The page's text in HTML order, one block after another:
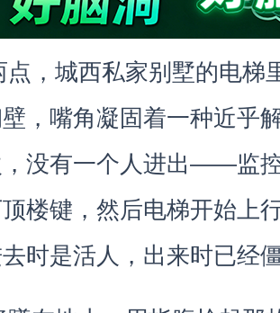
点，城西私家别墅的电梯
，嘴角凝固着一种近乎
，没有一个人进出——监
楼键，然后电梯开始上
时是活人，出来时已经